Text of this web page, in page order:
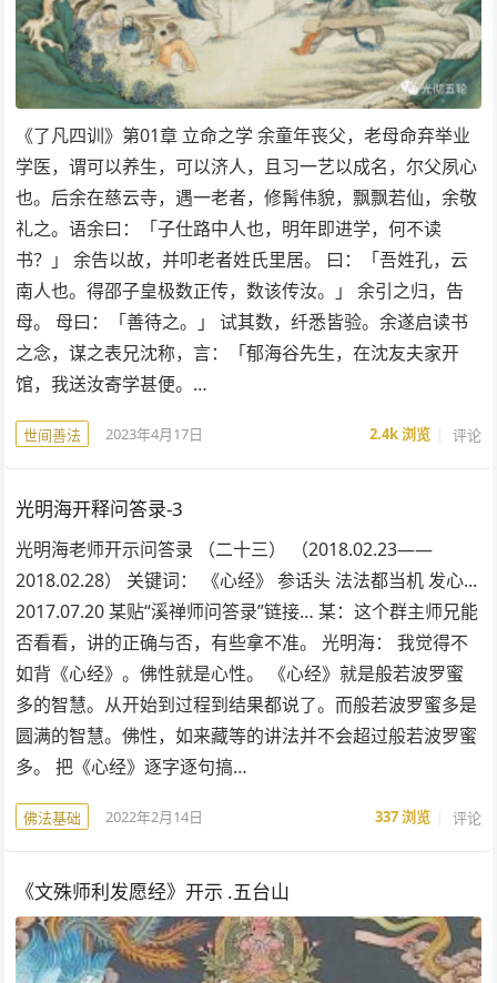
《了凡四训》第01章 立命之学 ​余童年丧父，老母命弃举业
学医，谓可以养生，可以济人，且习一艺以成名，尔父夙心
也。后余在慈云寺，遇一老者，修髯伟貌，飘飘若仙，余敬
礼之。语余曰：「子仕路中人也，明年即进学，何不读
书？」 余告以故，并叩老者姓氏里居。 曰：「吾姓孔，云
南人也。得邵子皇极数正传，数该传汝。」 余引之归，告
母。 母曰：「善待之。」 试其数，纤悉皆验。余遂启读书
之念，谋之表兄沈称，言：「郁海谷先生，在沈友夫家开
馆，我送汝寄学甚便。…
世间善法 2023年4月17日 2.4k浏览 评论
光明海开释问答录-3
光明海老师开示问答录 （二十三） （2018.02.23——
2018.02.28） 关键词： 《心经》 参话头 法法都当机 发心...
2017.07.20 某贴“溪禅师问答录”链接… 某：这个群主师兄能
否看看，讲的正确与否，有些拿不准。 光明海： 我觉得不
如背《心经》。佛性就是心性。 《心经》就是般若波罗蜜
多的智慧。从开始到过程到结果都说了。而般若波罗蜜多是
圆满的智慧。佛性，如来藏等的讲法并不会超过般若波罗蜜
多。 把《心经》逐字逐句搞…
佛法基础 2022年2月14日 337浏览 评论
《文殊师利发愿经》开示 .五台山